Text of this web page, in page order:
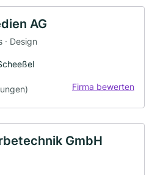
AG
· Design
Firma bewerten
GmbH